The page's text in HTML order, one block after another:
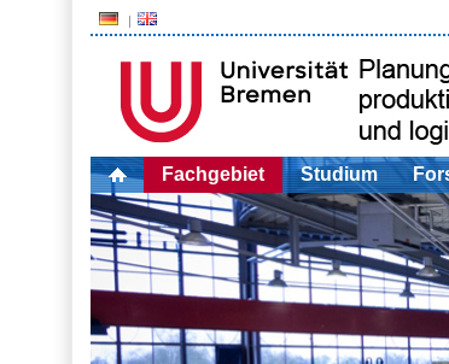
Fachgebiet Studium